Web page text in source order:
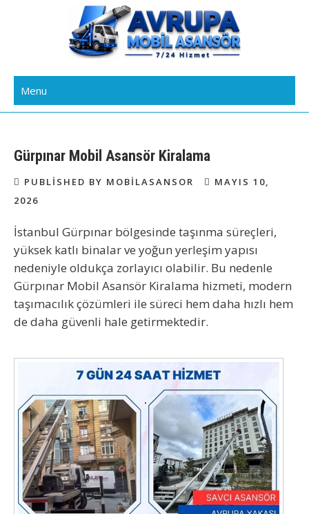
Avrupa Yakası Mobil Asansör
Kiralama
Menu
Gürpınar Mobil Asansör Kiralama
PUBLISHED BY MOBILASANSOR
MAYIS 10,
2026
İstanbul Gürpınar bölgesinde taşınma süreçleri,
yüksek katlı binalar ve yoğun yerleşim yapısı
nedeniyle oldukça zorlayıcı olabilir. Bu nedenle
Gürpınar Mobil Asansör Kiralama hizmeti, modern
taşımacılık çözümleri ile süreci hem daha hızlı hem
de daha güvenli hale getirmektedir.